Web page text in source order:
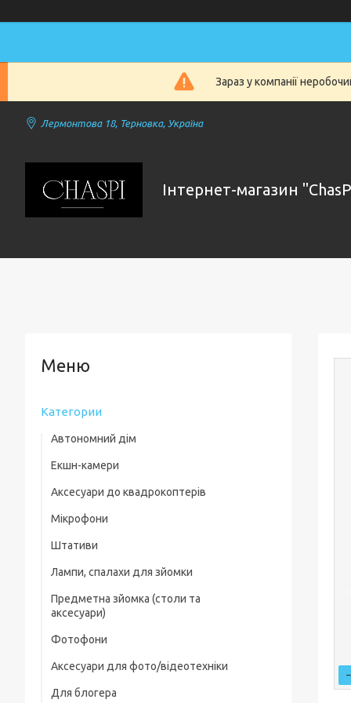
Зараз у компанії
Лермонтова 18, Терновка, Україна
Інтернет-магазин
Категории
Автономний дім
Екшн-камери
Аксесуари до квадрокоптерів
Комплектуючі для квадрокоптерів
Кейси для квадрокоптерів
Фільтри, лінзи
Пропелери та захист
Зарядні пристрої
Скидання вантажу
Мікрофони
Штативи
Лампи, спалахи для зйомки
Предметна зйомка (столи та
аксесуари)
Предметні столи
Лайткуби (фотобокси)
Аксесуари для предметного знімання
Фотофони
Аксесуари для фото/відеотехніки
Фільтри, лінзи
Для блогера